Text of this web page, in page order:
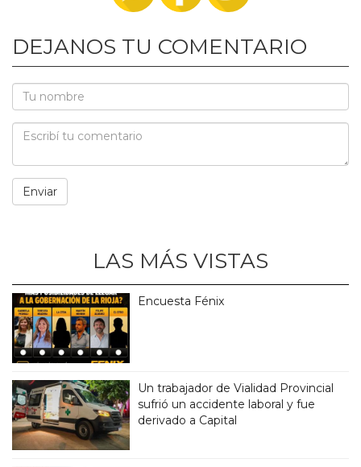
DEJANOS TU COMENTARIO
LAS MÁS VISTAS
Encuesta Fénix
Un trabajador de Vialidad Provincial
sufrió un accidente laboral y fue
derivado a Capital